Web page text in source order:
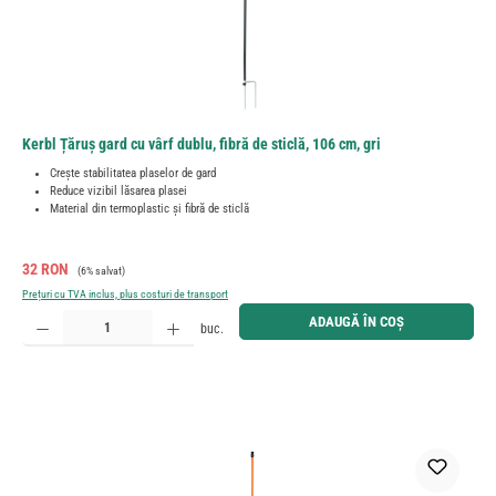
Kerbl Țăruș gard cu vârf dublu, fibră de sticlă, 106 cm, gri
Crește stabilitatea plaselor de gard
Reduce vizibil lăsarea plasei
Material din termoplastic și fibră de sticlă
Preț de vânzare:
32 RON Preț obișnuit:
(6% salvat)
Prețuri cu TVA inclus, plus costuri de transport
Cantitate produs: Introduceți cantitatea dorită sau utilizați butoanele pentru a mări sau micșora
buc. ADAUGĂ ÎN COȘ